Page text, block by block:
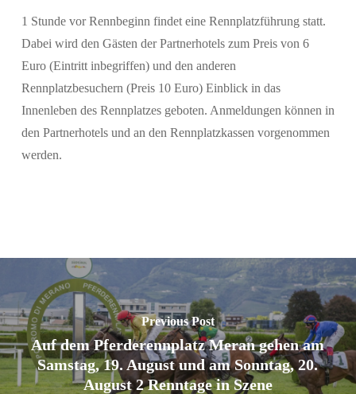
1 Stunde vor Rennbeginn findet eine Rennplatzführung statt.
Dabei wird den Gästen der Partnerhotels zum Preis von 6
Euro (Eintritt inbegriffen) und den anderen
Rennplatzbesuchern (Preis 10 Euro) Einblick in das
Innenleben des Rennplatzes geboten. Anmeldungen können in
den Partnerhotels und an den Rennplatzkassen vorgenommen
werden.
Previous Post
Auf dem Pferderennplatz Meran gehen am
Samstag, 19. August und am Sonntag, 20.
August 2 Renntage in Szene